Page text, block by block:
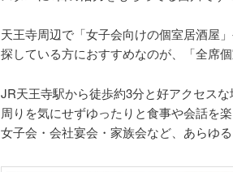
天王寺周辺で「女子会向けの個室居酒屋
探している方におすすめなのが、「全席
JR天王寺駅から徒歩約3分と好アクセス
周りを気にせずゆったりと食事や会話を楽
女子会・会社宴会・家族会など、あらゆ